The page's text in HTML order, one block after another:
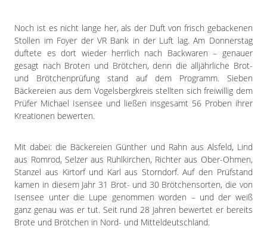
Wartenberg
Schwalm
Fulda
Gießen
Impressum
Datenschutzerklärung
Noch ist es nicht lange her, als der Duft von frisch gebackenen
Stollen im Foyer der VR Bank in der Luft lag. Am Donnerstag
duftete es dort wieder herrlich nach Backwaren – genauer
gesagt nach Broten und Brötchen, denn die alljährliche Brot-
und Brötchenprüfung stand auf dem Programm. Sieben
Bäckereien aus dem Vogelsbergkreis stellten sich freiwillig dem
Prüfer Michael Isensee und ließen insgesamt 56 Proben ihrer
Kreationen bewerten.
Mit dabei: die Bäckereien Günther und Rahn aus Alsfeld, Lind
aus Romrod, Selzer aus Ruhlkirchen, Richter aus Ober-Ohmen,
Stanzel aus Kirtorf und Karl aus Storndorf. Auf den Prüfstand
kamen in diesem Jahr 31 Brot- und 30 Brötchensorten, die von
Isensee unter die Lupe genommen worden – und der weiß
ganz genau was er tut. Seit rund 28 Jahren bewertet er bereits
Brote und Brötchen in Nord- und Mitteldeutschland.